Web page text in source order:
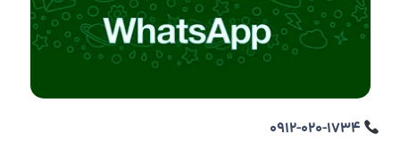
0912-020-1734